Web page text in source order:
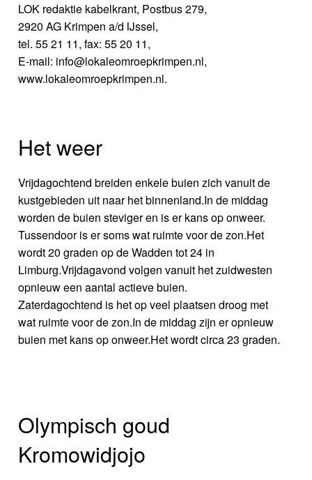
LOK redaktie kabelkrant, Postbus 279,
2920 AG Krimpen a/d IJssel,
tel. 55 21 11, fax: 55 20 11,
E-mail: info@lokaleomroepkrimpen.nl,
www.lokaleomroepkrimpen.nl.
Het weer
Vrijdagochtend breiden enkele buien zich vanuit de
kustgebieden uit naar het binnenland.In de middag
worden de buien steviger en is er kans op onweer.
Tussendoor is er soms wat ruimte voor de zon.Het
wordt 20 graden op de Wadden tot 24 in
Limburg.Vrijdagavond volgen vanuit het zuidwesten
opnieuw een aantal actieve buien.
Zaterdagochtend is het op veel plaatsen droog met
wat ruimte voor de zon.In de middag zijn er opnieuw
buien met kans op onweer.Het wordt circa 23 graden.
Olympisch goud
Kromowidjojo